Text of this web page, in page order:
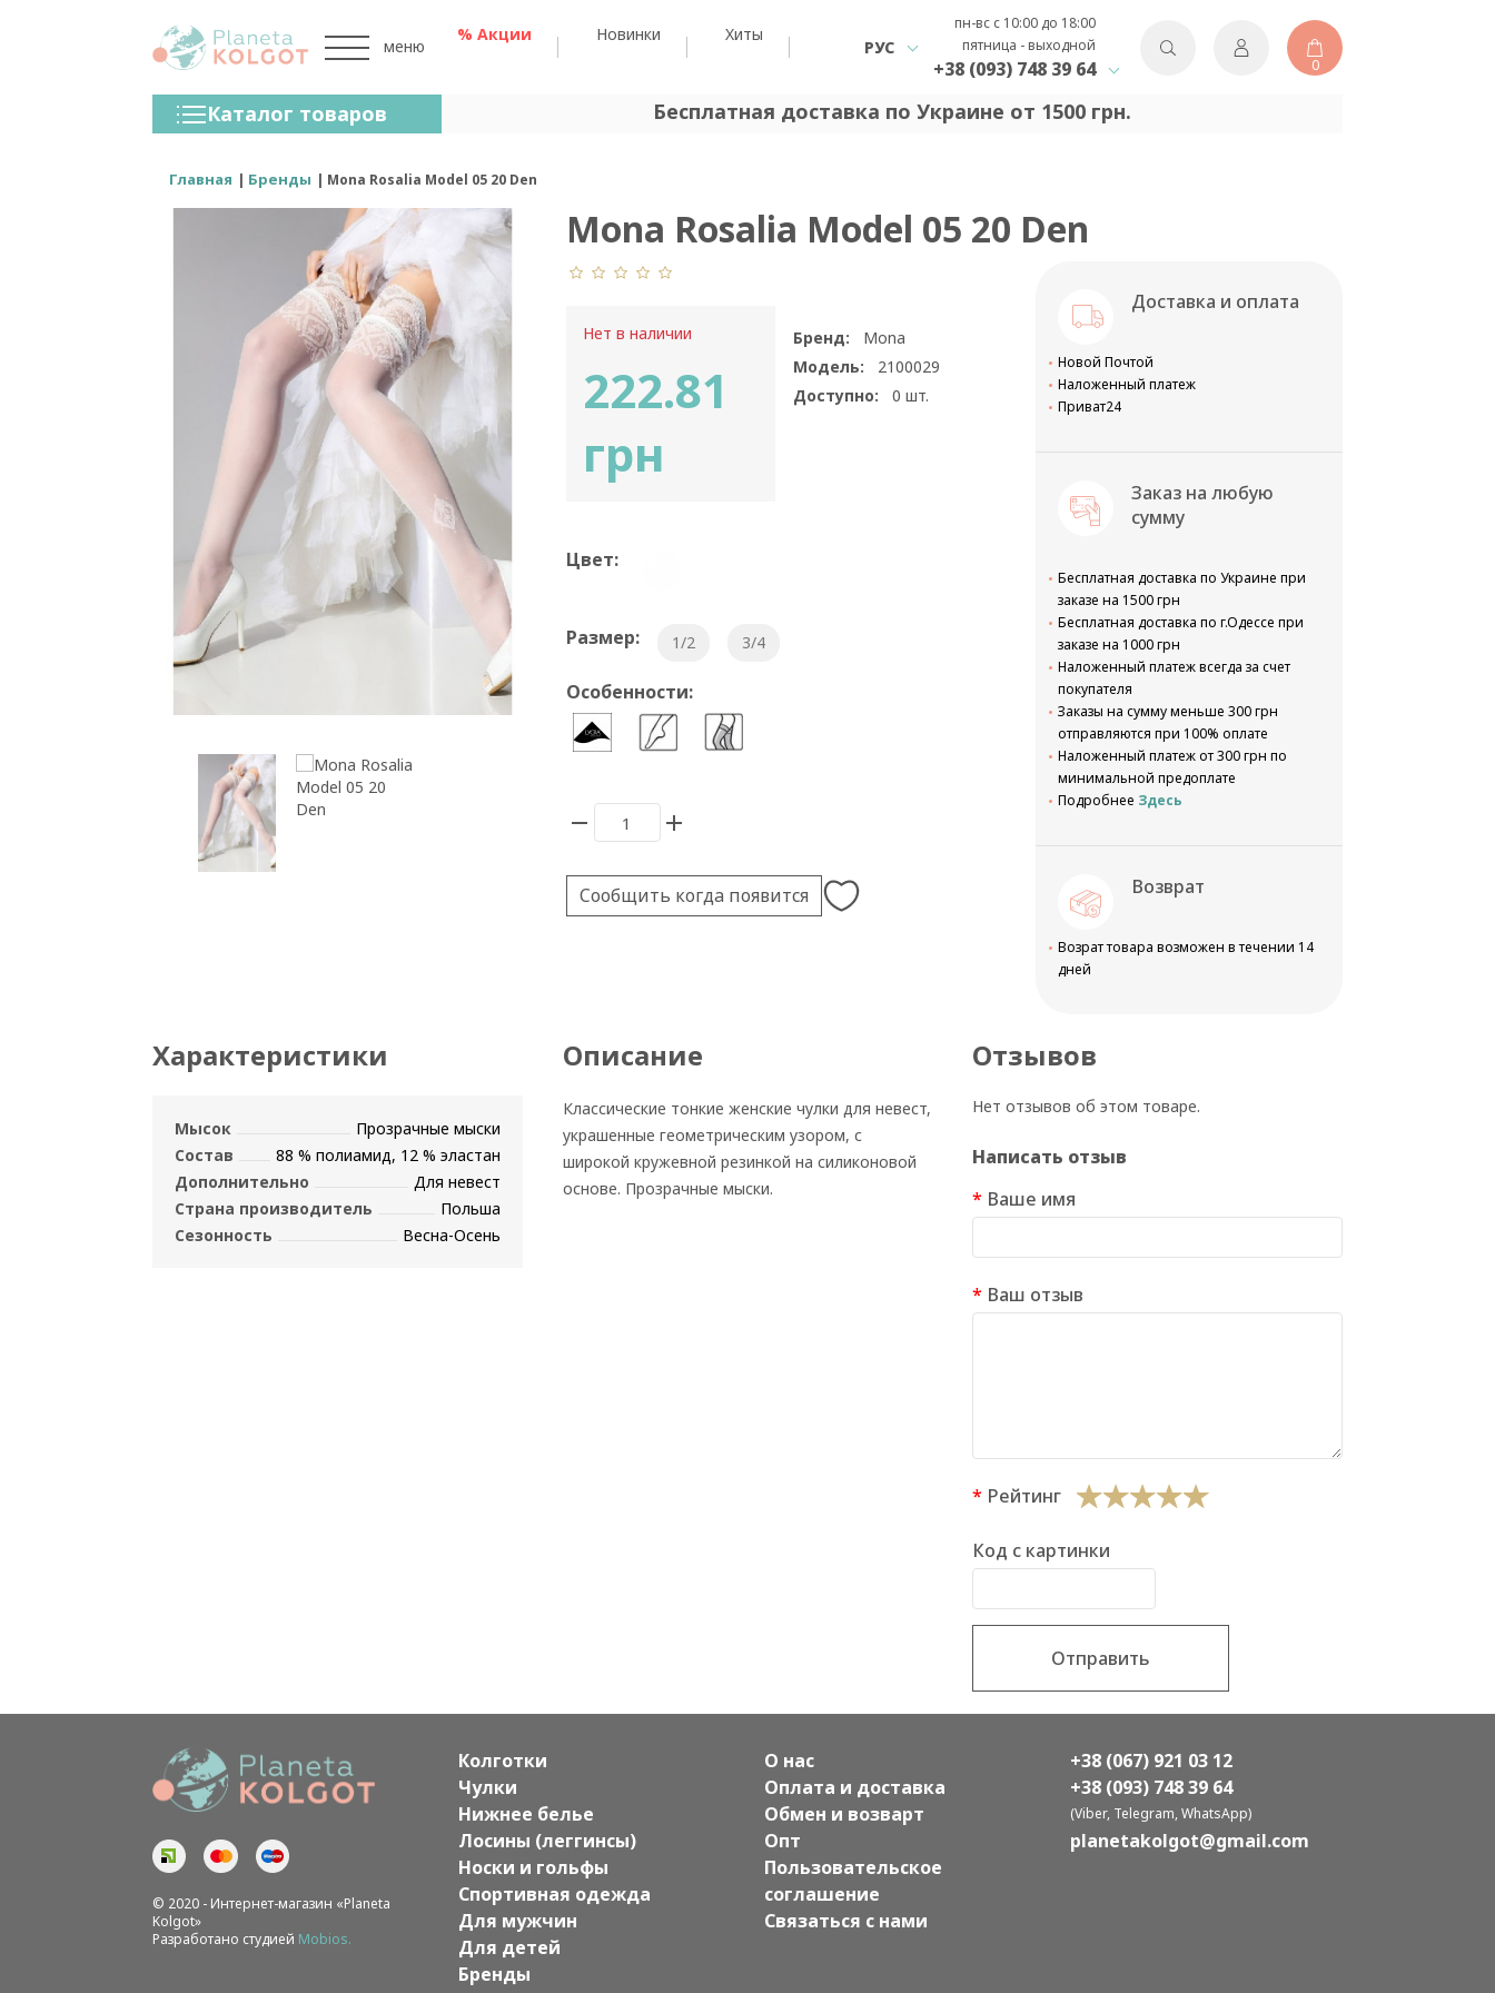
меню
% Акции Новинки Хиты
РУС
пн-вс с 10:00 до 18:00
пятница - выходной
+38 (093) 748 39 64 0
Каталог товаров
Колготки
Чулки
Нижнее Белье
Спортивная Одежда
Для Мужчин
Для Детей
Бренды
Бесплатная доставка по Украине от 1500 грн.
Главная Бренды Mona Rosalia Model 05 20 Den
Mona Rosalia Model 05 20 Den
Нет в наличии
222.81
грн
Бренд:
Mona
Модель:
2100029
Доступно:
0 шт.
Цвет:
Размер: 1/2 3/4
Особенности:
Сообщить когда появится
Доставка и оплата
Новой Почтой
Наложенный платеж
Приват24
Заказ на любую
сумму
Бесплатная доставка по Украине при
заказе на 1500 грн
Бесплатная доставка по г.Одессе при
заказе на 1000 грн
Наложенный платеж всегда за счет
покупателя
Заказы на сумму меньше 300 грн
отправляются при 100% оплате
Наложенный платеж от 300 грн по
минимальной предоплате
Подробнее Здесь
Возврат
Возрат товара возможен в течении 14
дней
Характеристики
Мысок
Прозрачные мыски
Состав
88 % полиамид, 12 % эластан
Дополнительно
Для невест
Страна производитель
Польша
Сезонность
Весна-Осень
Описание
Классические тонкие женские чулки для невест,
украшенные геометрическим узором, с
широкой кружевной резинкой на силиконовой
основе. Прозрачные мыски.
Отзывов
Нет отзывов об этом товаре.
Написать отзыв
Ваше имя
Ваш отзыв
Рейтинг
Код с картинки
Отправить
© 2020 - Интернет-магазин «Planeta
Kolgot»
Разработано студией Mobios.
Колготки
Чулки
Нижнее белье
Лосины (леггинсы)
Носки и гольфы
Спортивная одежда
Для мужчин
Для детей
Бренды
О нас
Оплата и доставка
Обмен и возварт
Опт
Пользовательское
соглашение
Связаться с нами
+38 (067) 921 03 12
+38 (093) 748 39 64
(Viber, Telegram, WhatsApp)
planetakolgot@gmail.com